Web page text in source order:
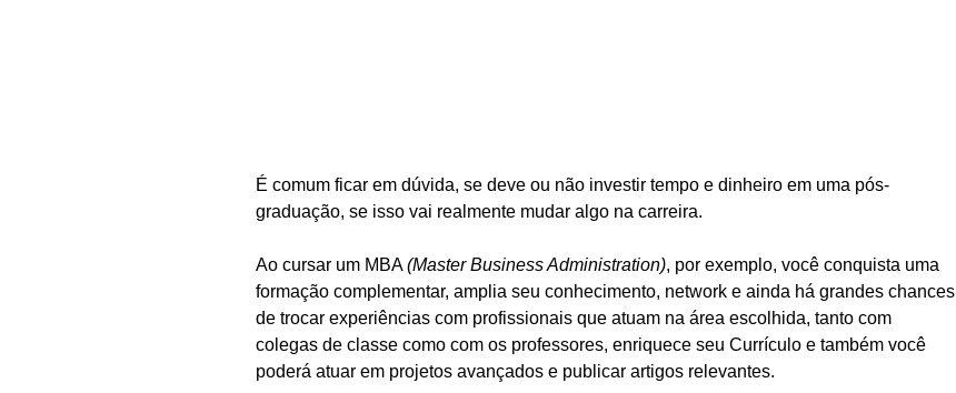
É comum ficar em dúvida, se deve ou não investir tempo e dinheiro em uma pós-
graduação, se isso vai realmente mudar algo na carreira.
Ao cursar um MBA (Master Business Administration), por exemplo, você conquista uma
formação complementar, amplia seu conhecimento, network e ainda há grandes chances
de trocar experiências com profissionais que atuam na área escolhida, tanto com
colegas de classe como com os professores, enriquece seu Currículo e também você
poderá atuar em projetos avançados e publicar artigos relevantes.